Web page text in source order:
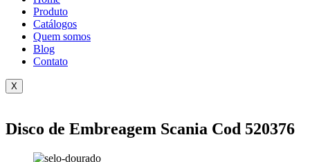
Produto
Catálogos
Quem somos
Blog
Contato
X
Disco de Embreagem Scania Cod 520376